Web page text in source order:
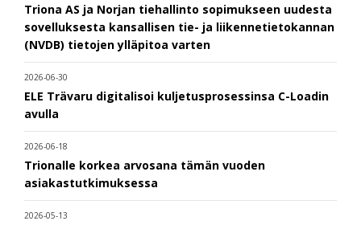
Triona AS ja Norjan tiehallinto sopimukseen uudesta
sovelluksesta kansallisen tie- ja liikennetietokannan
(NVDB) tietojen ylläpitoa varten
2026-06-30
ELE Trävaru digitalisoi kuljetusprosessinsa C-Loadin
avulla
2026-06-18
Trionalle korkea arvosana tämän vuoden
asiakastutkimuksessa
2026-05-13